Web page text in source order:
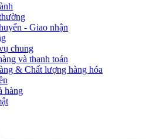
- Giao nhận
chung
và thanh toán
& Chất lượng hàng hóa
hàng